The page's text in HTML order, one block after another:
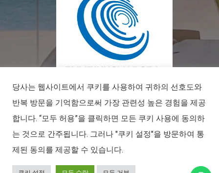
29590, 말라가
당사는 웹사이트에서 쿠키를 사용하여 귀하의 선호도와
반복 방문을 기억함으로써 가장 관련성 높은 경험을 제공
합니다. “모두 허용”을 클릭하면 모든 쿠키 사용에 동의하
는 것으로 간주됩니다. 그러나 "쿠키 설정"을 방문하여 통
제된 동의를 제공할 수 있습니다.